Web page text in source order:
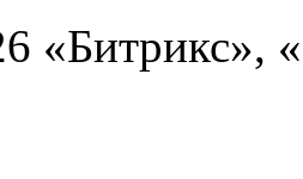
«Битрикс»,